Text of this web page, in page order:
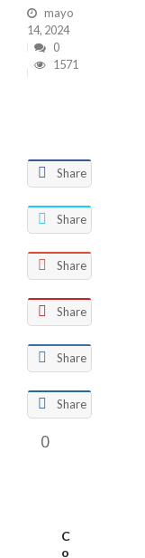
mayo
14, 2024
0
1571
Share
Share
Share
Share
Share
Share
0
C
o